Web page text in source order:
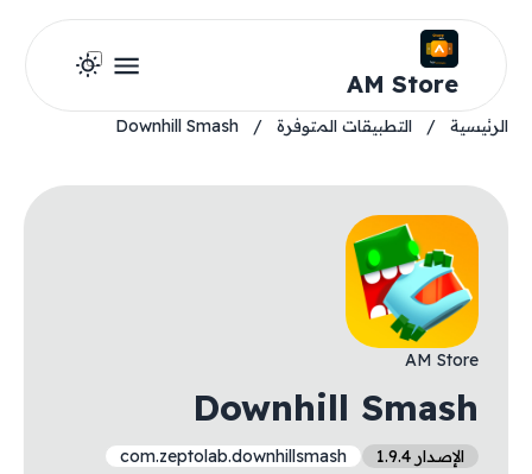
AM Store
الرئيسية / التطبيقات المتوفرة /
Downhill Smash
AM Store
Downhill Smash
الإصدار 1.9.4 com.zeptolab.downhillsmash